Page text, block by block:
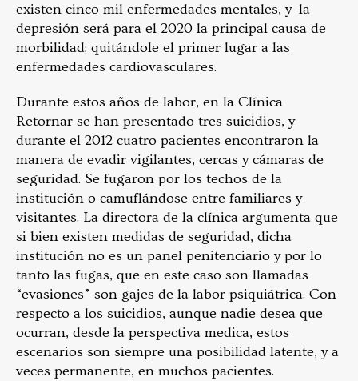
existen cinco mil enfermedades mentales, y la
depresión será para el 2020 la principal causa de
morbilidad; quitándole el primer lugar a las
enfermedades cardiovasculares.
Durante estos años de labor, en la Clínica
Retornar se han presentado tres suicidios, y
durante el 2012 cuatro pacientes encontraron la
manera de evadir vigilantes, cercas y cámaras de
seguridad. Se fugaron por los techos de la
institución o camuflándose entre familiares y
visitantes. La directora de la clínica argumenta que
si bien existen medidas de seguridad, dicha
institución no es un panel penitenciario y por lo
tanto las fugas, que en este caso son llamadas
“evasiones” son gajes de la labor psiquiátrica. Con
respecto a los suicidios, aunque nadie desea que
ocurran, desde la perspectiva medica, estos
escenarios son siempre una posibilidad latente, y a
veces permanente, en muchos pacientes.